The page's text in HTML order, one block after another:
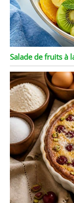
Salade de fruits à